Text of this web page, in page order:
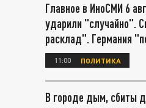
Главное в ИноСМИ 6
ударили "случайно".
расклад". Германия
11:00 ПОЛИТИКА
В городе дым, сбиты